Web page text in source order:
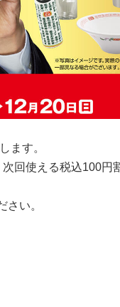
ます。
回使える税込100円
い。